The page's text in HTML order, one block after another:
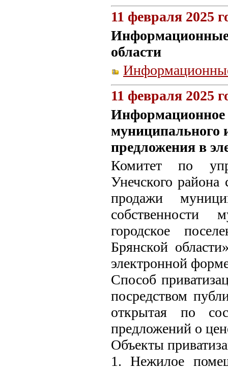
11 февраля 2025
области
11 февраля 2025
Информационное
муниципального
предложения в
Комитет по
Унечского
продажи
собственности
городское
Брянской
электронной
Способ
посредством
открытая по
предложений о
Объекты
1. Нежилое